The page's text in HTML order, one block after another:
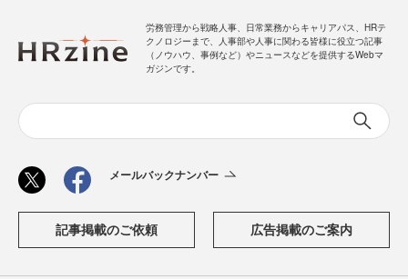
労務管理から戦略人事、日常業務からキャリアパス、HRテ
クノロジーまで、人事部や人事に関わる皆様に役立つ記事
（ノウハウ、事例など）やニュースなどを提供するWebマ
ガジンです。
メールバックナンバー
記事掲載のご依頼 広告掲載のご案内